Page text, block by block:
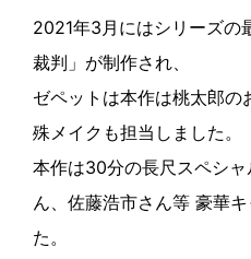
2021年3月にはシリーズの
裁判」が制作され、
ゼペットは本作は桃太郎
殊メイクも担当しました。
本作は30分の長尺スペシ
ん、佐藤浩市さん等 豪華
た。